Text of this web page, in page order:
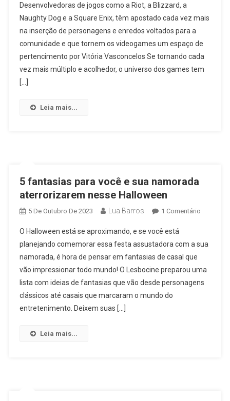
Dos
Games
Tem
Expandido
Cada
Vez
Desenvolvedoras de jogos como a Riot, a Blizzard, a
Naughty Dog e a Square Enix, têm apostado cada vez mais
na inserção de personagens e enredos voltados para a
comunidade e que tornem os videogames um espaço de
pertencimento por Vitória Vasconcelos Se tornando cada
vez mais múltiplo e acolhedor, o universo dos games tem
[…]
Leia mais...
5 fantasias para você e sua namorada
aterrorizarem nesse Halloween
5 De Outubro De 2023 Lua Barros 1 Comentário
Para
E
Sua
O Halloween está se aproximando, e se você está
planejando comemorar essa festa assustadora com a sua
namorada, é hora de pensar em fantasias de casal que
vão impressionar todo mundo! O Lesbocine preparou uma
lista com ideias de fantasias que vão desde personagens
clássicos até casais que marcaram o mundo do
entretenimento. Deixem suas […]
Leia mais...